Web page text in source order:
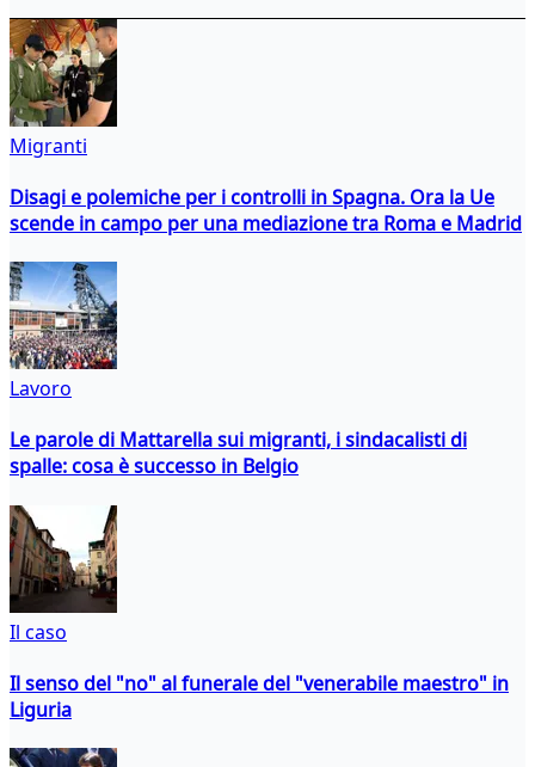
Migranti
Disagi e polemiche per i controlli in Spagna. Ora la Ue
scende in campo per una mediazione tra Roma e Madrid
Lavoro
Le parole di Mattarella sui migranti, i sindacalisti di
spalle: cosa è successo in Belgio
Il caso
Il senso del "no" al funerale del "venerabile maestro" in
Liguria